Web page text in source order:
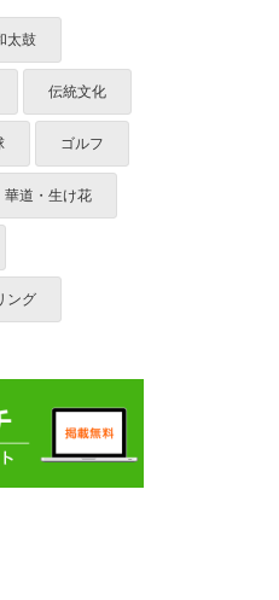
太鼓
伝統文化
ゴルフ
華道・生け花
ング